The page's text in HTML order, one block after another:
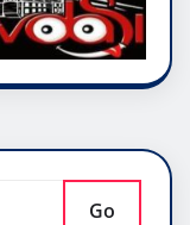
Go